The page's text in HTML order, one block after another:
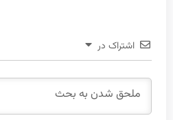
اشتراک در